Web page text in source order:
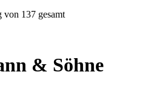
von 137 gesamt
& Söhne